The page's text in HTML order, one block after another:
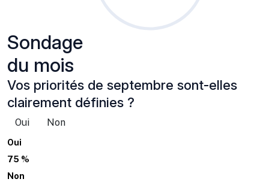
Sondage
du mois
Vos priorités de septembre sont-elles
clairement définies ?
Oui Non
Oui
75 %
Non